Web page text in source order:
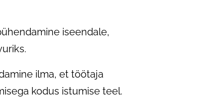
iseendale,
ilma, et töötaja
kodus istumise teel.